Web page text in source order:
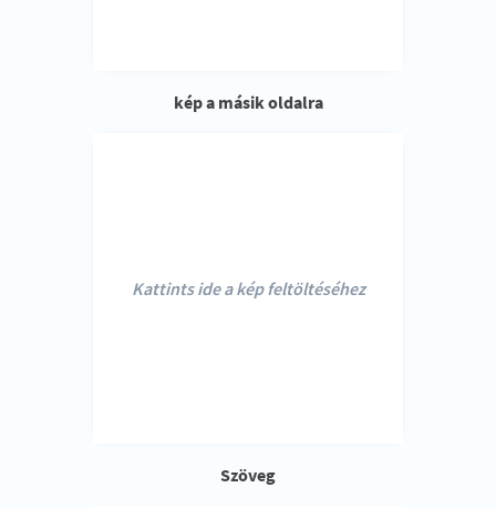
kép a másik oldalra
Kattints ide a kép feltöltéséhez
Szöveg